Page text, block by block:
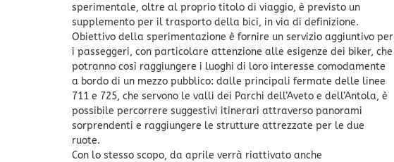
sperimentale, oltre al proprio titolo di viaggio, è previsto un
supplemento per il trasporto della bici, in via di definizione.
Obiettivo della sperimentazione è fornire un servizio aggiuntivo per
i passeggeri, con particolare attenzione alle esigenze dei biker, che
potranno così raggiungere i luoghi di loro interesse comodamente
a bordo di un mezzo pubblico: dalle principali fermate delle linee
711 e 725, che servono le valli dei Parchi dell’Aveto e dell’Antola, è
possibile percorrere suggestivi itinerari attraverso panorami
sorprendenti e raggiungere le strutture attrezzate per le due
ruote.
Con lo stesso scopo, da aprile verrà riattivato anche